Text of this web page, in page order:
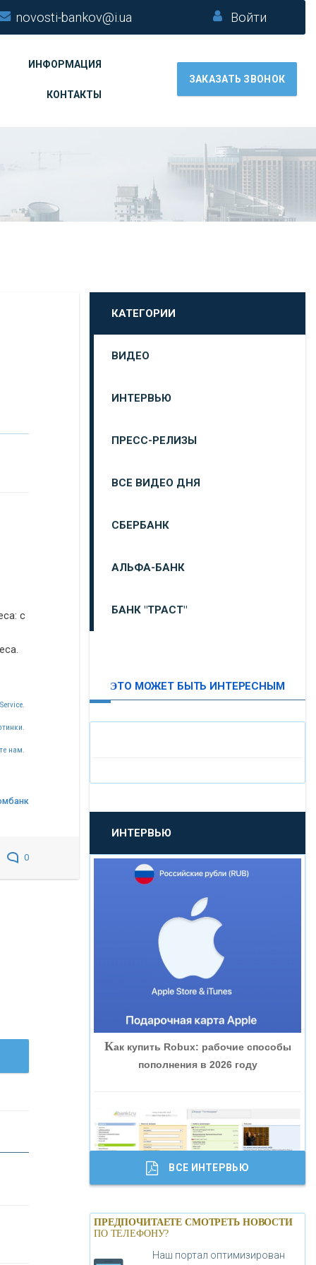
novosti-bankov@i.ua Войти
ИНФОРМАЦИЯ
КОНТАКТЫ
ЗАКАЗАТЬ ЗВОНОК
с
нам.
0
КАТЕГОРИИ
ВИДЕО
ИНТЕРВЬЮ
ПРЕСС-РЕЛИЗЫ
ВСЕ ВИДЕО ДНЯ
СБЕРБАНК
АЛЬФА-БАНК
БАНК "ТРАСТ"
«ПРОМСВЯЗЬБАНК»
«НОВИКОМБАНК»
«СМП БАНК»
«ВНЕШПРОМБАНК»
«БАНК ГЛОБЭКС»
«ТРАСТ»
«ГАЗПРОМБАНК»
«МОСКОВСКИЙ КРЕДИТНЫЙ
БАНК»
ЭТО МОЖЕТ БЫТЬ ИНТЕРЕСНЫМ
ИНТЕРВЬЮ
Как купить Robux: рабочие способы
пополнения в 2026 году
Банки.ру обновил логотип впервые за
19 лет - «Лента новостей»
ВСЕ ИНТЕРВЬЮ
ПРЕДПОЧИТАЕТЕ СМОТРЕТЬ НОВОСТИ
ПО ТЕЛЕФОНУ?
Наш портал оптимизирован